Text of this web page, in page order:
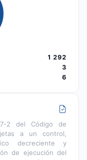
1 292
3
6
2 del Código de
a un control,
decreciente y
de ejecución del